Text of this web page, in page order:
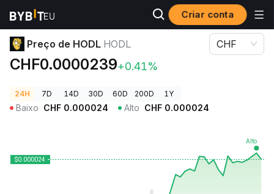
Criar conta
Preços de Criptomoedas Preço de HODL HODL
Preço de HODL HODL
CHF0.0000239+0.41%
CHF
24H 7D 14D 30D 60D 200D 1Y
Baixo CHF 0.000024 Alto CHF 0.000024